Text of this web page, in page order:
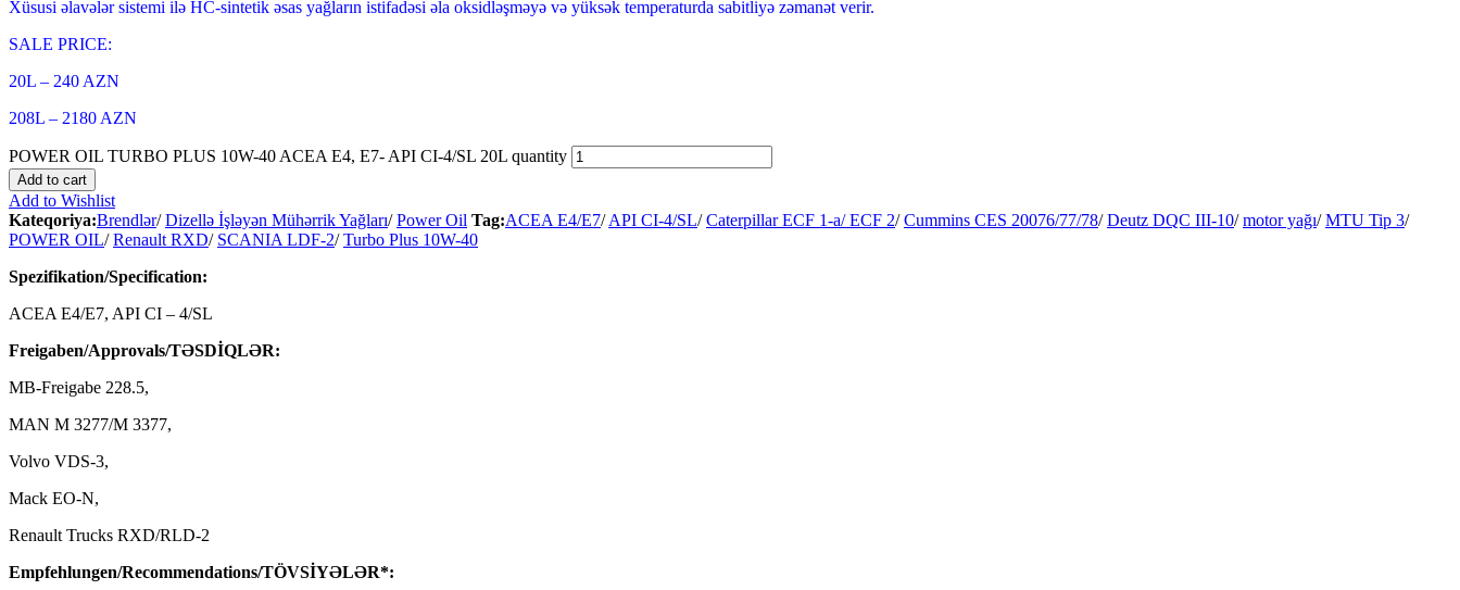
Xüsusi əlavələr sistemi ilə HC-sintetik əsas yağların istifadəsi əla oksidləşməyə və yüksək temperaturda sabitliyə zəmanət verir.
SALE PRICE:
20L – 240 AZN
208L – 2180 AZN
POWER OIL TURBO PLUS 10W-40 ACEA E4, E7- API CI-4/SL 20L quantity
Add to cart
Add to Wishlist
Kateqoriya:Brendlər/Dizellə İşləyən Mühərrik Yağları/Power Oil Tag:ACEA E4/E7/API CI-4/SL/Caterpillar ECF 1-a/ ECF 2/Cummins CES 20076/77/78/Deutz DQC III-10/motor yağı/MTU Tip 3/
POWER OIL/Renault RXD/ SCANIA LDF-2/Turbo Plus 10W-40
Spezifikation/Specification:
ACEA E4/E7, API CI – 4/SL
Freigaben/Approvals/TƏSDİQLƏR:
MB-Freigabe 228.5,
MAN M 3277/M 3377,
Volvo VDS-3,
Mack EO-N,
Renault Trucks RXD/RLD-2
Empfehlungen/Recommendations/TÖVSİYƏLƏR*: